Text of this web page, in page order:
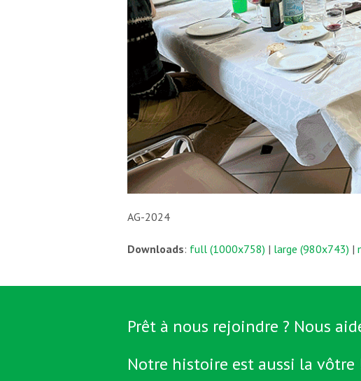
AG-2024
Downloads: full (1000x758) | large (980x743) |
Prêt à nous rejoindre ? Nous
Notre histoire est aussi la vôtre